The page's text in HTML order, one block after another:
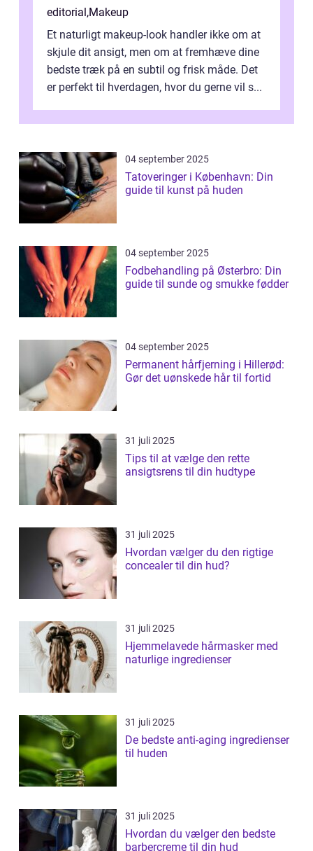
editorial ,Makeup
Et naturligt makeup-look handler ikke om at
skjule dit ansigt, men om at fremhæve dine
bedste træk på en subtil og frisk måde. Det
er perfekt til hverdagen, hvor du gerne vil s...
04 september 2025
Tatoveringer i København: Din
guide til kunst på huden
04 september 2025
Fodbehandling på Østerbro: Din
guide til sunde og smukke fødder
04 september 2025
Permanent hårfjerning i Hillerød:
Gør det uønskede hår til fortid
31 juli 2025
Tips til at vælge den rette
ansigtsrens til din hudtype
31 juli 2025
Hvordan vælger du den rigtige
concealer til din hud?
31 juli 2025
Hjemmelavede hårmasker med
naturlige ingredienser
31 juli 2025
De bedste anti-aging ingredienser
til huden
31 juli 2025
Hvordan du vælger den bedste
barbercreme til din hud